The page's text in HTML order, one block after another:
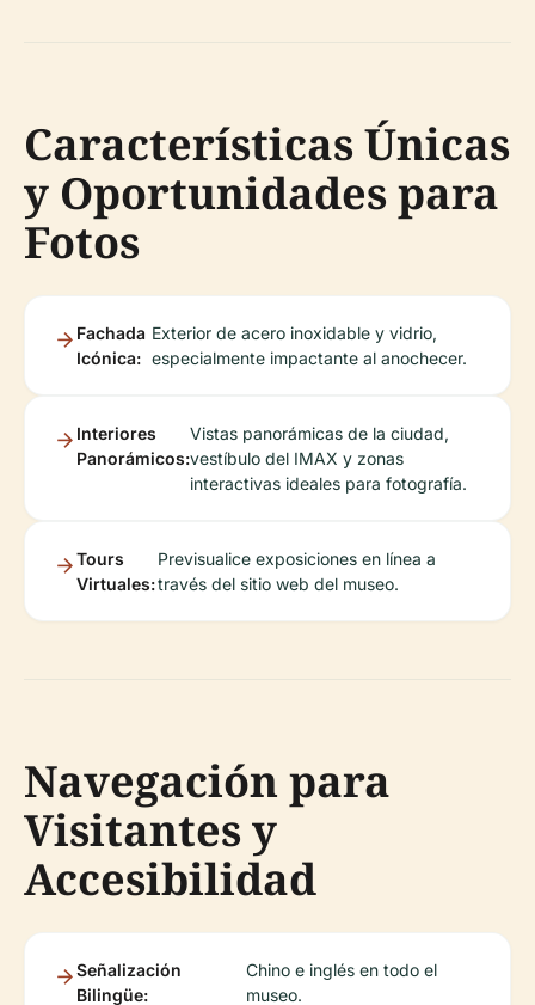
Características Únicas
y Oportunidades para
Fotos
Fachada
Icónica:
Exterior de acero inoxidable y vidrio,
especialmente impactante al anochecer.
Interiores
Panorámicos:
Vistas panorámicas de la ciudad,
vestíbulo del IMAX y zonas
interactivas ideales para fotografía.
Tours
Virtuales:
Previsualice exposiciones en línea a
través del sitio web del museo.
Navegación para
Visitantes y
Accesibilidad
Señalización
Bilingüe:
Chino e inglés en todo el
museo.